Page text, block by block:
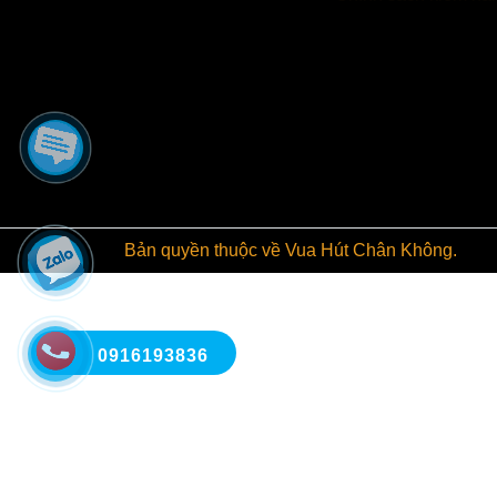
Nó
Bản quyền thuộc về Vua Hút Chân Không.
0916193836